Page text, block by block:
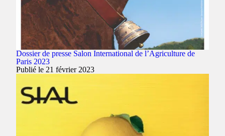
Dossier de presse Salon International de l’Agriculture de
Paris 2023
Publié le 21 février 2023